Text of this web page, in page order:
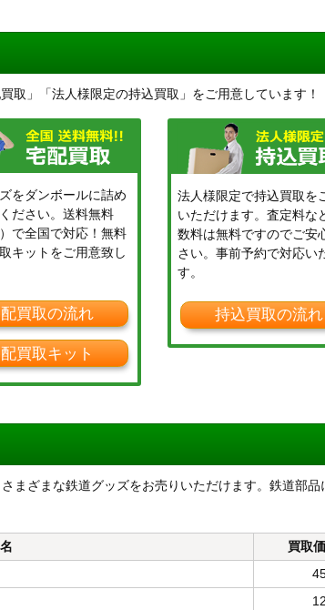
取」「法人様限定の持込買取」をご用意しています！
をダンボールに詰め
ださい。送料無料
）で全国で対応！無料
キットをご用意致し
買取の流れ
買取キット
法人様限定で持込買取を
いただけます。査定料な
数料は無料ですのでご安
さい。事前予約で対応い
す。
持込買取の流れ
まざまな鉄道グッズをお売りいただけます。鉄道部品
買取